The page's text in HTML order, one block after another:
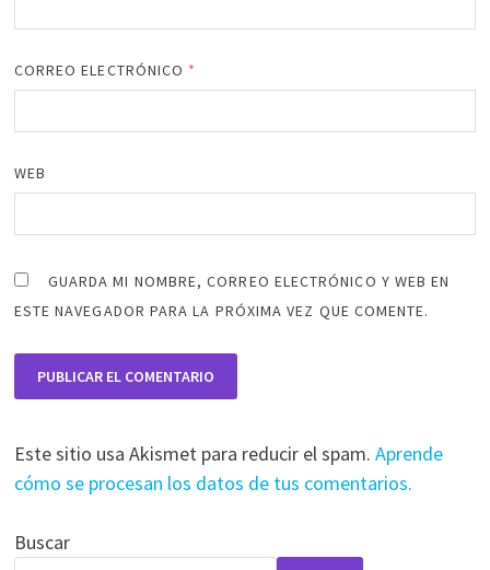
CORREO ELECTRÓNICO *
WEB
GUARDA MI NOMBRE, CORREO ELECTRÓNICO Y WEB EN
ESTE NAVEGADOR PARA LA PRÓXIMA VEZ QUE COMENTE.
Este sitio usa Akismet para reducir el spam. Aprende
cómo se procesan los datos de tus comentarios.
Buscar